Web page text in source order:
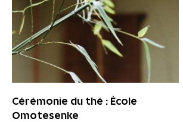
Cérémonie du thé : École
Omotesenke